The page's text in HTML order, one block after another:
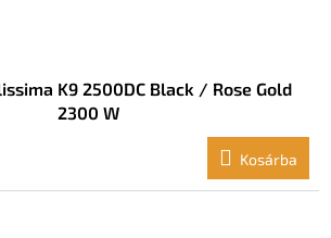
K9 2500DC Black / Rose Gold
2300 W
Kosárba